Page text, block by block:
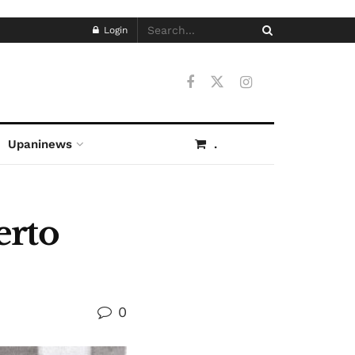
Login
Upaninews .
0